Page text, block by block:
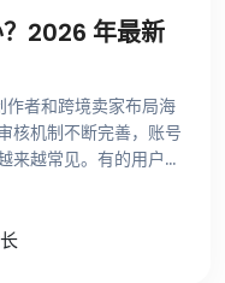
2026 年最新
者和跨境卖家布局海
核机制不断完善，账号
来越常见。有的用户刚